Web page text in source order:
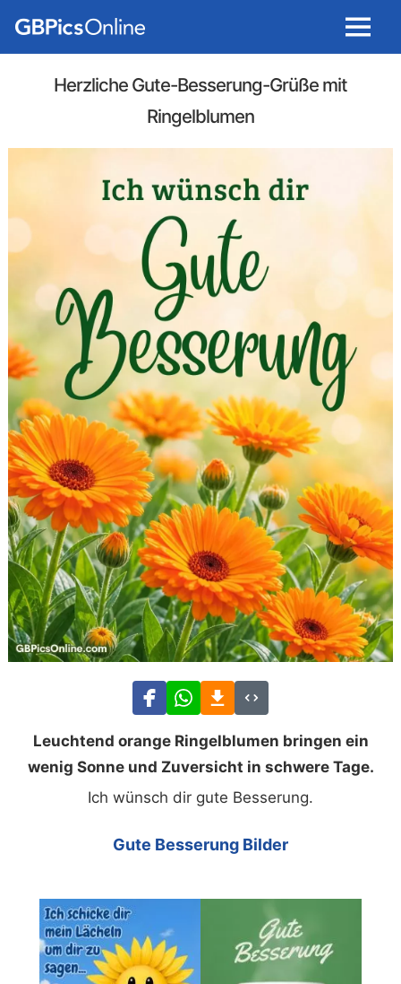
Menu
Herzliche Gute-Besserung-Grüße mit
Ringelblumen
Leuchtend orange Ringelblumen bringen ein
wenig Sonne und Zuversicht in schwere Tage.
Ich wünsch dir gute Besserung.
Gute Besserung Bilder